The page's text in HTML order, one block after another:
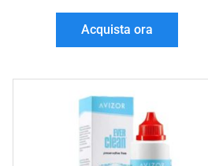
Acquista ora